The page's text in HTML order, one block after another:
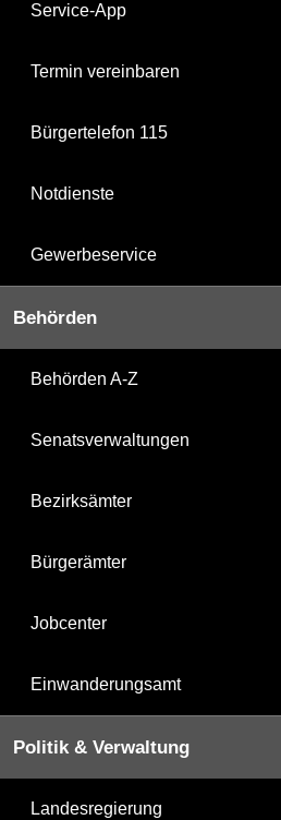
Service-App
Termin vereinbaren
Bürgertelefon 115
Notdienste
Gewerbeservice
Behörden
Behörden A-Z
Senatsverwaltungen
Bezirksämter
Bürgerämter
Jobcenter
Einwanderungsamt
Politik & Verwaltung
Landesregierung